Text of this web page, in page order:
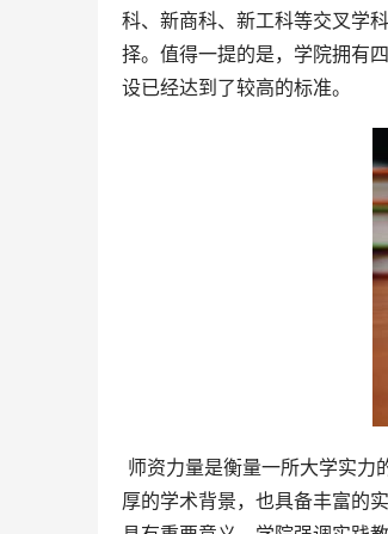
科、新商科、新工科等交叉学
择。值得一提的是，学院拥有
设已经达到了较高的标准。
厚的学术背景，也具备丰富的